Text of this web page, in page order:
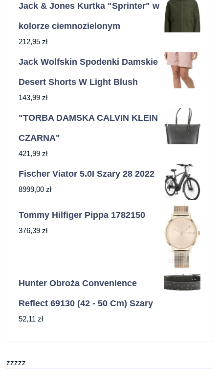
Jack & Jones Kurtka "Sprinter" w
kolorze ciemnozielonym
212,95 zł
Jack Wolfskin Spodenki Damskie
Desert Shorts W Light Blush
143,99 zł
"TORBA DAMSKA CALVIN KLEIN
CZARNA"
421,99 zł
Fischer Viator 5.0I Szary 28 2022
8999,00 zł
Tommy Hilfiger Pippa 1782150
376,39 zł
Hunter Obroża Convenience
Reflect 69130 (42 - 50 Cm) Szary
52,11 zł
zzzzz